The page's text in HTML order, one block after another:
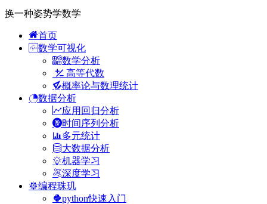
换一种姿势学数学
首页
数学可视化
数学分析
高等代数
概率论与数理统计
数据分析
应用回归分析
时间序列分析
多元统计
大数据分析
机器学习
深度学习
编程珠玑
python快速入门